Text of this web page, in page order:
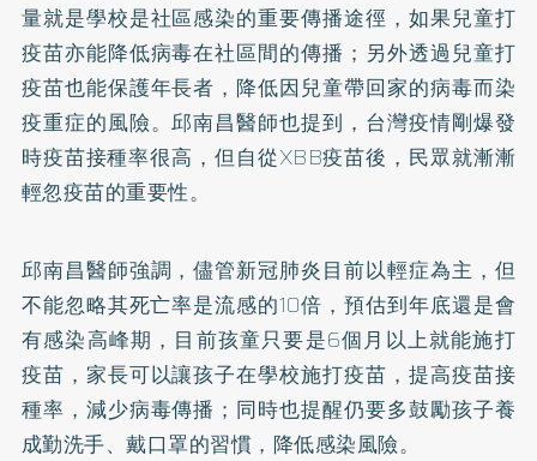
量就是學校是社區感染的重要傳播途徑，如果兒童打
疫苗亦能降低病毒在社區間的傳播；另外透過兒童打
疫苗也能保護年長者，降低因兒童帶回家的病毒而染
疫重症的風險。邱南昌醫師也提到，台灣疫情剛爆發
時疫苗接種率很高，但自從XBB疫苗後，民眾就漸漸
輕忽疫苗的重要性。
邱南昌醫師強調，儘管新冠肺炎目前以輕症為主，但
不能忽略其死亡率是流感的10倍，預估到年底還是會
有感染高峰期，目前孩童只要是6個月以上就能施打
疫苗，家長可以讓孩子在學校施打疫苗，提高疫苗接
種率，減少病毒傳播；同時也提醒仍要多鼓勵孩子養
成勤洗手、戴口罩的習慣，降低感染風險。